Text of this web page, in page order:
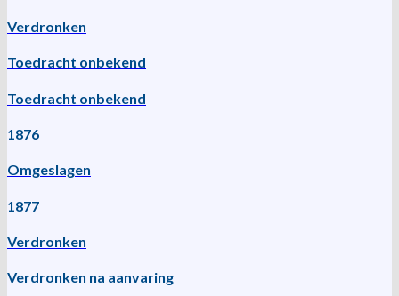
Verdronken
Toedracht onbekend
Toedracht onbekend
1876
Omgeslagen
1877
Verdronken
Verdronken na aanvaring